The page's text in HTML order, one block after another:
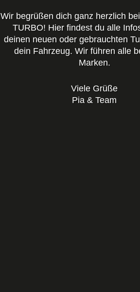
Wir begrüßen dich ganz herzlich
TURBO! Hier findest du alle
deinen neuen oder gebrauchten
dein Fahrzeug. Wir führen alle
Marken.
Viele Grüße
Pia & Team